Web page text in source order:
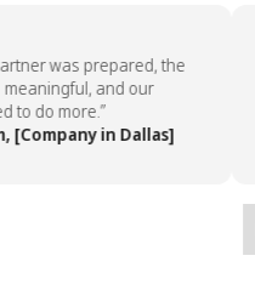
was prepared, the
and our
to do more.”
in Dallas]